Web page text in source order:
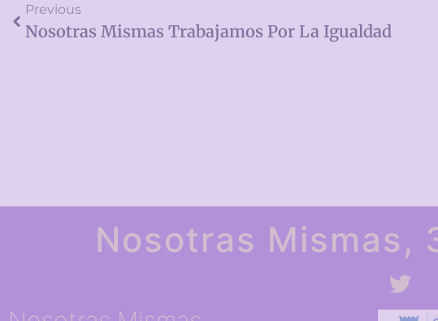
Previous
Nosotras Mismas Trabajamos Por La Igualdad
Nosotras Mismas,